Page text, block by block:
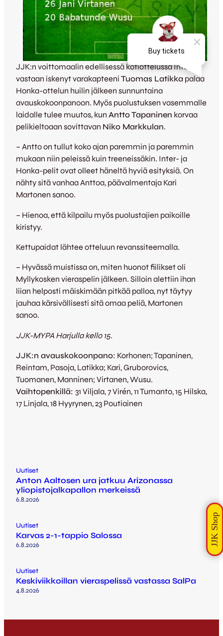
JJK:n voittomaalin edellisessä kotiottelussa Interiä
vastaan iskenyt varakapteeni Tuomas Latikka palaa
Honka-ottelun huilin jälkeen sunnuntaina
avauskokoonpanoon. Myös puolustuksen vasemmalle
laidalle tulee muutos, kun Antto Tapaninen korvaa
pelikieltoaan sovittavan Niko Markkulan.
– Antto on tullut koko ajan paremmin ja paremmin
mukaan niin peleissä kuin treeneissäkin. Inter- ja
Honka-pelit ovat olleet häneltä hyviä esityksiä. On
nähty sitä vanhaa Anttoa, päävalmentaja Kari
Martonen sanoo.
– Hienoa, että kilpailu myös puolustajien paikoille
kiristyy.
Kettupaidat lähtee otteluun revanssiteemalla.
– Hyvässä muistissa on, miten huonot fiilikset oli
Myllykosken vieraspelin jälkeen. Silloin alettiin ihan
liian helposti mäiskimään pitkää palloa, nyt täytyy
jauhaa kärsivällisesti sitä omaa peliä, Martonen
sanoo.
JJK-MYPA Harjulla kello 15.
JJK:n avauskokoonpano: Korhonen; Tapaninen,
Reintam, Pasoja, Latikka; Kari, Gruborovics,
Tuomanen, Manninen; Virtanen, Wusu.
Vaihtopenkillä: 31 Viljala, 7 Virén, 11 Tumanto, 15 Hilska,
17 Linjala, 18 Hyyrynen, 23 Poutiainen
Uutiset
Anton Aaltosen ura jatkuu Arizonassa
yliopistojalkapallon merkeissä
6.8.2026
Uutiset
Karvas 2-1-tappio Salossa
6.8.2026
Uutiset
Keskiviikkoillan vieraspelissä vastassa SalPa
4.8.2026